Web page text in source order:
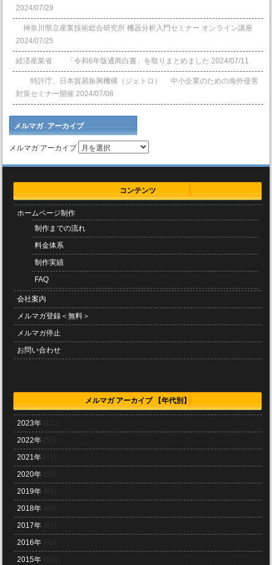
2024/07/29
神奈川県立産業技術総合研究所 機器分析入門セミナー オンライン講座
2024/07/25
経済産業省 「令和6年版通商白書」を取りまとめました 2024/07/11
特許庁、日本貿易振興機構（ジェトロ） 中小企業のための海外侵害
対策セミナー開催 2024/07/08
メルマガ アーカイブ
メルマガ アーカイブ
コンテンツ
ホームページ制作
制作までの流れ
料金体系
制作実績
FAQ
会社案内
メルマガ登録＜無料＞
メルマガ停止
お問い合わせ
メルマガ アーカイブ 【年代別】
2023年
2022年
2021年
2020年
2019年
2018年
2017年
2016年
2015年